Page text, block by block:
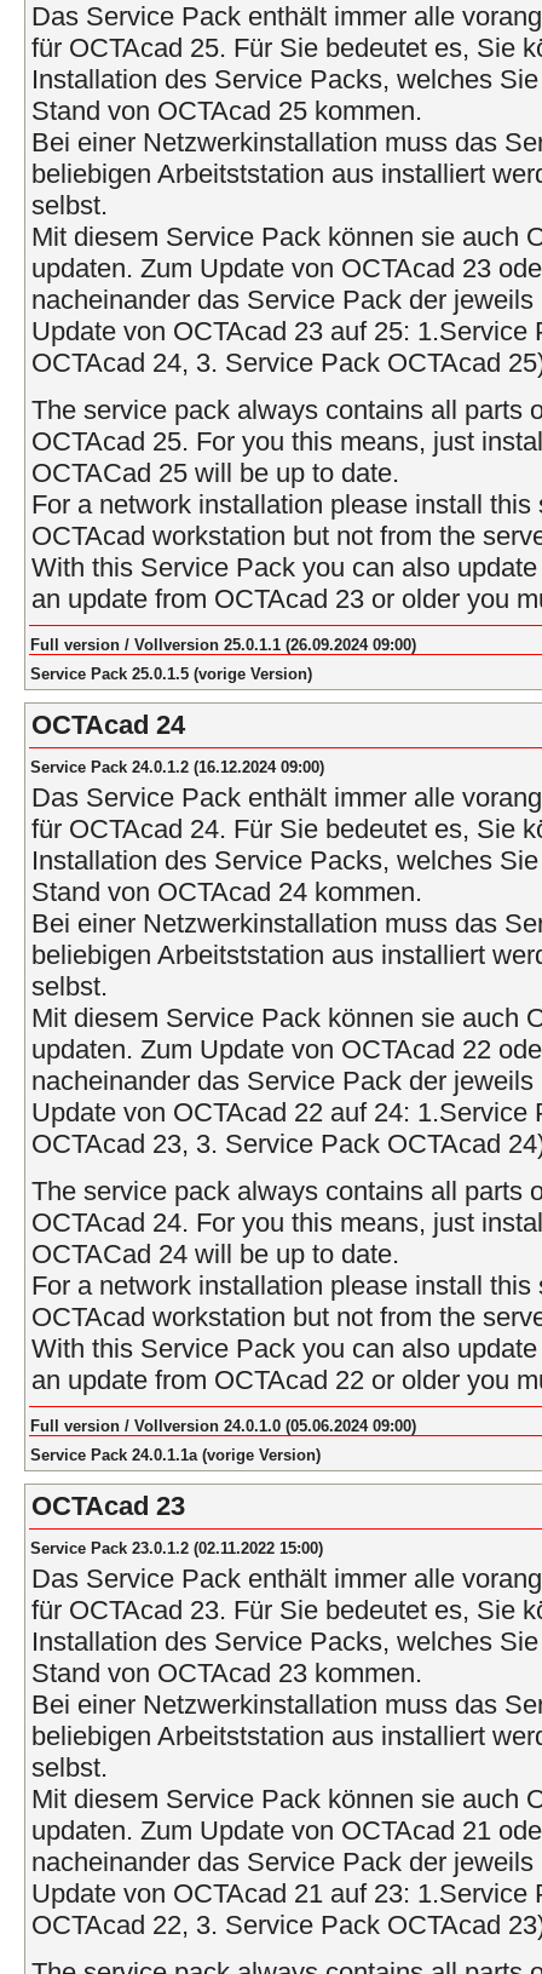
Das Service Pack enthält immer alle
für OCTAcad 25. Für Sie bedeutet es, Sie
Installation des Service Packs, welches
Stand von OCTAcad 25 kommen.
Bei einer Netzwerkinstallation muss das
beliebigen Arbeitststation aus installiert
selbst.
Mit diesem Service Pack können sie auch
updaten. Zum Update von OCTAcad 23
nacheinander das Service Pack der
Update von OCTAcad 23 auf 25:
OCTAcad 24, 3. Service Pack OCTAcad
The service pack always contains all parts
OCTAcad 25. For you this means, just
OCTACad 25 will be up to date.
For a network installation please install
OCTAcad workstation but not from the
With this Service Pack you can also
an update from OCTAcad 23 or older you
Full version / Vollversion 25.0.1.1 (26.09.2024 09:00)
Service Pack 25.0.1.5 (vorige Version)
OCTAcad 24
Service Pack 24.0.1.2 (16.12.2024 09:00)
Das Service Pack enthält immer alle
für OCTAcad 24. Für Sie bedeutet es, Sie
Installation des Service Packs, welches
Stand von OCTAcad 24 kommen.
Bei einer Netzwerkinstallation muss das
beliebigen Arbeitststation aus installiert
selbst.
Mit diesem Service Pack können sie auch
updaten. Zum Update von OCTAcad 22
nacheinander das Service Pack der
Update von OCTAcad 22 auf 24:
OCTAcad 23, 3. Service Pack OCTAcad
The service pack always contains all parts
OCTAcad 24. For you this means, just
OCTACad 24 will be up to date.
For a network installation please install
OCTAcad workstation but not from the
With this Service Pack you can also
an update from OCTAcad 22 or older you
Full version / Vollversion 24.0.1.0 (05.06.2024 09:00)
Service Pack 24.0.1.1a (vorige Version)
OCTAcad 23
Service Pack 23.0.1.2 (02.11.2022 15:00)
Das Service Pack enthält immer alle
für OCTAcad 23. Für Sie bedeutet es, Sie
Installation des Service Packs, welches
Stand von OCTAcad 23 kommen.
Bei einer Netzwerkinstallation muss das
beliebigen Arbeitststation aus installiert
selbst.
Mit diesem Service Pack können sie auch
updaten. Zum Update von OCTAcad 21
nacheinander das Service Pack der
Update von OCTAcad 21 auf 23:
OCTAcad 22, 3. Service Pack OCTAcad